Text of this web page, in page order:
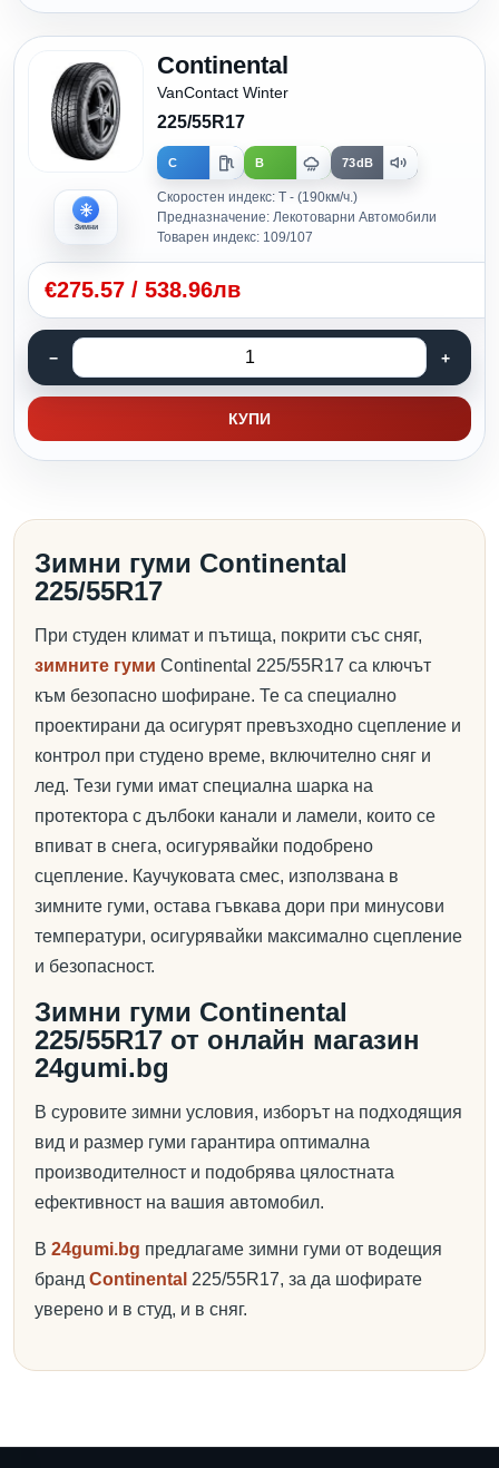
Зимни
Continental
VanContact Winter
225/55R17
C B 73dB
Скоростен индекс: T - (190км/ч.)
Предназначение: Лекотоварни Автомобили
Товарен индекс: 109/107
€275.57 / 538.96лв
КУПИ
Зимни гуми Continental
225/55R17
При студен климат и пътища, покрити със сняг,
зимните гуми Continental 225/55R17 са ключът
към безопасно шофиране. Те са специално
проектирани да осигурят превъзходно сцепление и
контрол при студено време, включително сняг и
лед. Тези гуми имат специална шарка на
протектора с дълбоки канали и ламели, които се
впиват в снега, осигурявайки подобрено
сцепление. Каучуковата смес, използвана в
зимните гуми, остава гъвкава дори при минусови
температури, осигурявайки максимално сцепление
и безопасност.
Зимни гуми Continental
225/55R17 от онлайн магазин
24gumi.bg
В суровите зимни условия, изборът на подходящия
вид и размер гуми гарантира оптимална
производителност и подобрява цялостната
ефективност на вашия автомобил.
В 24gumi.bg предлагаме зимни гуми от водещия
бранд Continental 225/55R17, за да шофирате
уверено и в студ, и в сняг.